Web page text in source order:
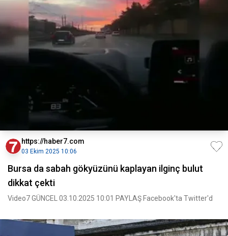
https://haber7.com
03 Ekim 2025 10:06
Bursa da sabah gökyüzünü kaplayan ilginç bulut
dikkat çekti
Video7 GÜNCEL 03.10.2025 10:01 PAYLAŞ Facebook'ta Twitter'd